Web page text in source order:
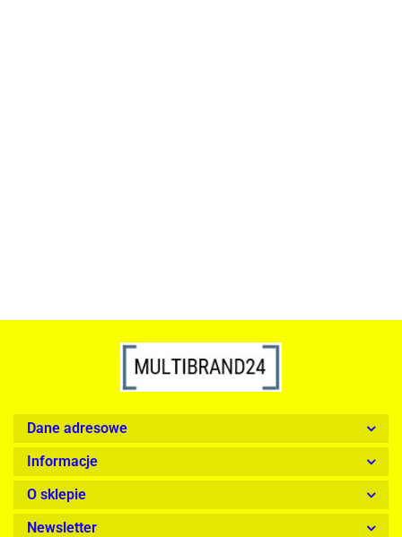
Dane adresowe
Informacje
O sklepie
Newsletter